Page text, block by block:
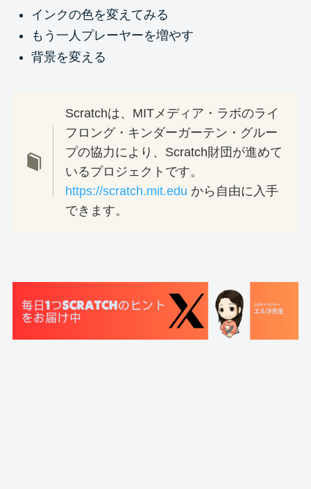
インクの色を変えてみる
もう一人プレーヤーを増やす
背景を変える
Scratchは、MITメディア・ラボのライ
フロング・キンダーガーテン・グルー
プの協力により、Scratch財団が進めて
いるプロジェクトです。
https://scratch.mit.edu から自由に入手
できます。